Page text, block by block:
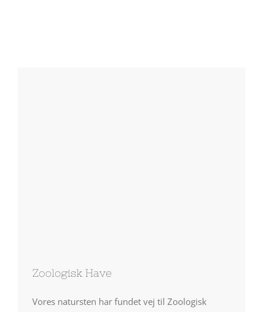
Zoologisk Have
Vores natursten har fundet vej til Zoologisk